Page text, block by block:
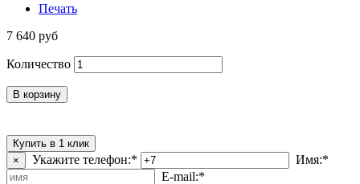
Печать
7 640 руб
Количество
В корзину
Купить в 1 клик
×
Укажите телефон:*
Имя:*
E-mail:*